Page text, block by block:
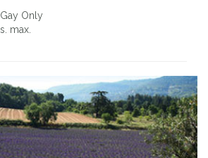
Only
max.